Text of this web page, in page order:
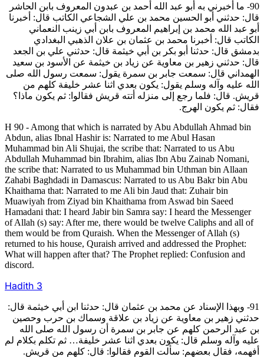
90- ما أخبرني به أبو عبد الله أحمد بن عبدون المعروف بابن الحاشر
قال: حدثني أبو الحسين محمد بن علي الشجاعي الكاتب قال: أخبرنا
أبو عبد الله محمد بن إبراهيم المعروف بابن أبي زينب النعماني
الكاتب قال: أخبرنا محمد بن عثمان بن علان الذهبي البغدادي
بدمشق قال: حدثنا أبو بكر بن أبي خيثمة قال: حدثني علي بن الجعد
قال: حدثني زهير بن معاوية عن زياد بن خيثمة عن الأسود بن سعيد
الهمداني قال: سمعت جابر بن سمرة يقول: سمعت رسول الله صلى
الله عليه وآله وسلم يقول: يكون بعدي اثنا عشر خليفة كلهم من
قريش. قال: فلما رجع إلى منزله أتته قريش فقالوا: ثم يكون ماذا؟
فقال: ثم يكون الهرج.
H 90 - Among that which is narrated by Abu Abdullah Ahmad bin
Abdun, alias Ibnal Hashir is: Narrated to me Abul Hasan
Muhammad bin Ali Shujai, the scribe that: Narrated to us Abu
Abdullah Muhammad bin Ibrahim, alias Ibn Abu Zainab Nomani,
the scribe that: Narrated to us Muhammad bin Uthman bin Allaan
Zahabi Baghdadi in Damascus: Narrated to us Abu Bakr bin Abu
Khaithama that: Narrated to me Ali bin Jaud that: Zuhair bin
Muawiyah from Ziyad bin Khaithama from Aswad bin Saeed
Hamadani that: I heard Jabir bin Samra say: I heard the Messenger
of Allah (s) say: After me, there would be twelve Caliphs and all of
them would be from Quraish. When the Messenger of Allah (s)
returned to his house, Quraish arrived and addressed the Prophet:
What will happen after that? The Prophet replied: Confusion and
discord.
Hadith 3
91- وبهذا الإسناد عن محمد بن عثمان قال: حدثنا ابن أبي خيثمة قال:
حدثني زهير بن معاوية عن زياد بن علاقة وسماك بن حرب وحصين
بن عبد الرحمن كلهم عن جابر بن سمرة أن رسول الله صلى الله
عليه وآله وسلم قال: يكون بعدي اثنا عشر خليفة… ثم تكلم بكلام لم
أفهمه، فقال بعضهم: سألت القوم فقالوا: قال: كلهم من قريش.